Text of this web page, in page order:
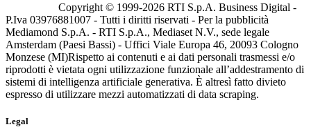
Copyright © 1999-2026 RTI S.p.A. Business Digital -
P.Iva 03976881007 - Tutti i diritti riservati - Per la pubblicità
Mediamond S.p.A. - RTI S.p.A., Mediaset N.V., sede legale
Amsterdam (Paesi Bassi) - Uffici Viale Europa 46, 20093 Cologno
Monzese (MI)Rispetto ai contenuti e ai dati personali trasmessi e/o
riprodotti è vietata ogni utilizzazione funzionale all’addestramento di
sistemi di intelligenza artificiale generativa. È altresì fatto divieto
espresso di utilizzare mezzi automatizzati di data scraping.
Legal